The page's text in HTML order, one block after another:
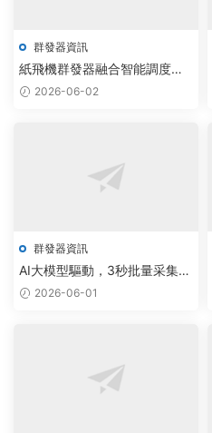
群發器資訊
紙飛機群發器融合智能調度，
批量拉人腳本實現自動化部署
2026-06-02
群發器資訊
AI大模型驅動，3秒批量采集
Telegram群組，轉化率飙升
2026-06-01